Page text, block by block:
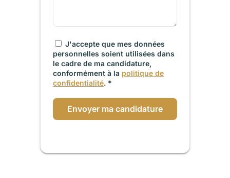
J'accepte que mes données
personnelles soient utilisées dans
le cadre de ma candidature,
conformément à la politique de
confidentialité. *
Envoyer ma candidature